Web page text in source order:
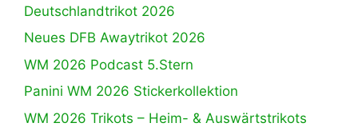
Deutschlandtrikot 2026
Neues DFB Awaytrikot 2026
WM 2026 Podcast 5.Stern
Panini WM 2026 Stickerkollektion
WM 2026 Trikots – Heim- & Auswärtstrikots